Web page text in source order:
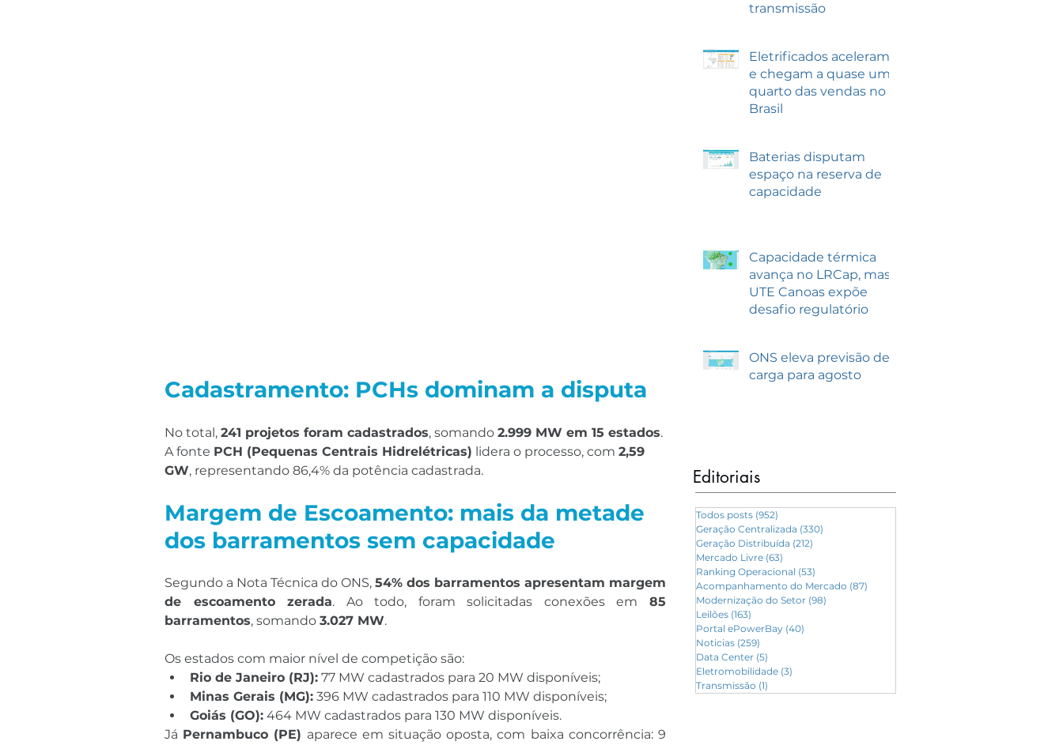
Cadastramento: PCHs dominam a disputa
No total, 241 projetos foram cadastrados, somando 2.999 MW em 15 estados.
A fonte PCH (Pequenas Centrais Hidrelétricas) lidera o processo, com 2,59
GW, representando 86,4% da potência cadastrada.
Margem de Escoamento: mais da metade
dos barramentos sem capacidade
Segundo a Nota Técnica do ONS, 54% dos barramentos apresentam margem
de escoamento zerada. Ao todo, foram solicitadas conexões em 85
barramentos, somando 3.027 MW.
Os estados com maior nível de competição são:
Rio de Janeiro (RJ): 77 MW cadastrados para 20 MW disponíveis;
Minas Gerais (MG): 396 MW cadastrados para 110 MW disponíveis;
Goiás (GO): 464 MW cadastrados para 130 MW disponíveis.
Já Pernambuco (PE) aparece em situação oposta, com baixa concorrência: 9
transmissão
Eletrificados aceleram
e chegam a quase um
quarto das vendas no
Brasil
Baterias disputam
espaço na reserva de
capacidade
Capacidade térmica
avança no LRCap, mas
UTE Canoas expõe
desafio regulatório
ONS eleva previsão de
carga para agosto
Editoriais
Todos posts (952)
Geração Centralizada (330)
Geração Distribuída (212)
Mercado Livre (63)
Ranking Operacional (53)
Acompanhamento do Mercado (87)
Modernização do Setor (98)
Leilões (163)
Portal ePowerBay (40)
Noticias (259)
Data Center (5)
Eletromobilidade (3)
Transmissão (1)